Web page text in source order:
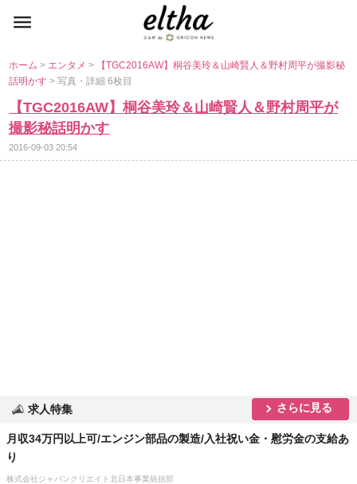
ホーム> エンタメ>
【TGC2016AW】桐谷美玲＆山崎賢人＆野村周平が撮影秘
話明かす> 写真・詳細 6枚目
【TGC2016AW】桐谷美玲＆山崎賢人＆野村周平が
撮影秘話明かす
2016-09-03 20:54
求人特集 さらに見る
月収34万円以上可/エンジン部品の製造/入社祝い金・慰労金の支給あ
り
株式会社ジャパンクリエイト北日本事業統括部